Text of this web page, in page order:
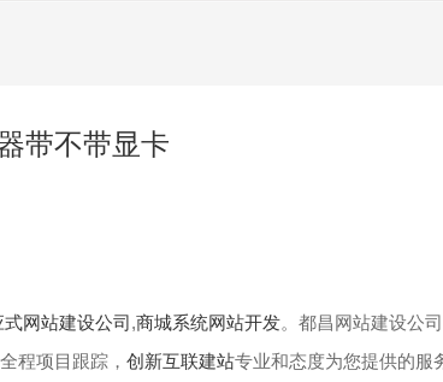
带不带显卡
式网站建设公司,商城系统网站开发。都昌网站建设公
程项目跟踪，创新互联建站专业和态度为您提供的服